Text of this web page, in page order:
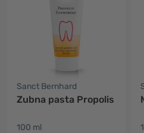
Sanct Bernhard
Zubna pasta Propolis
100 ml